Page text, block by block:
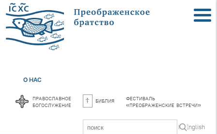
О НАС
православное
богослужение библия фестиваль
«преображенские встречи»
In English